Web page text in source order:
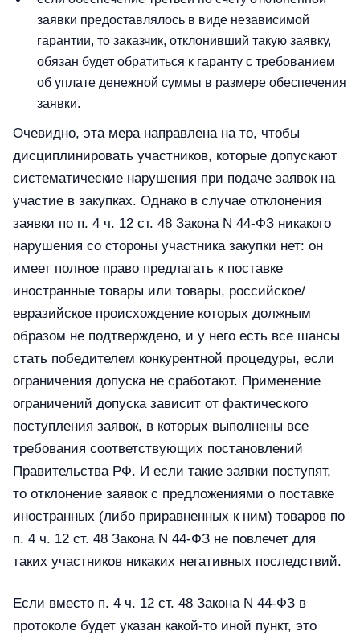
заявки предоставлялось в виде независимой
гарантии, то заказчик, отклонивший такую заявку,
обязан будет обратиться к гаранту с требованием
об уплате денежной суммы в размере обеспечения
заявки.
Очевидно, эта мера направлена на то, чтобы
дисциплинировать участников, которые допускают
систематические нарушения при подаче заявок на
участие в закупках. Однако в случае отклонения
заявки по п. 4 ч. 12 ст. 48 Закона N 44-ФЗ никакого
нарушения со стороны участника закупки нет: он
имеет полное право предлагать к поставке
иностранные товары или товары, российское/
евразийское происхождение которых должным
образом не подтверждено, и у него есть все шансы
стать победителем конкурентной процедуры, если
ограничения допуска не сработают. Применение
ограничений допуска зависит от фактического
поступления заявок, в которых выполнены все
требования соответствующих постановлений
Правительства РФ. И если такие заявки поступят,
то отклонение заявок с предложениями о поставке
иностранных (либо приравненных к ним) товаров по
п. 4 ч. 12 ст. 48 Закона N 44-ФЗ не повлечет для
таких участников никаких негативных последствий.
Если вместо п. 4 ч. 12 ст. 48 Закона N 44-ФЗ в
протоколе будет указан какой-то иной пункт, это